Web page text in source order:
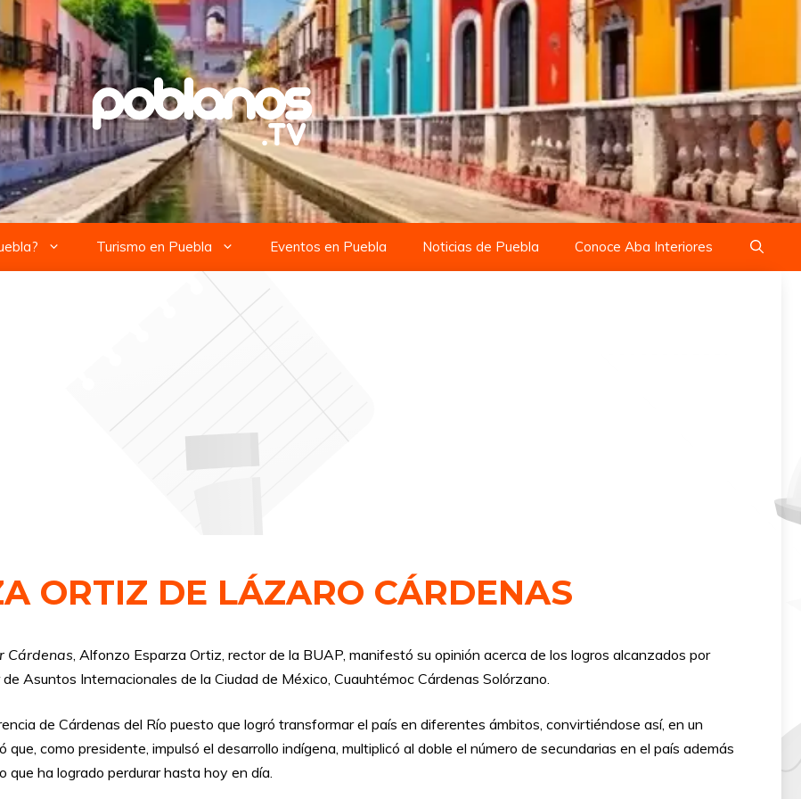
Turismo en Puebla Eventos en Puebla Noticias de Puebla Conoce Aba Interiores
ORTIZ DE LÁZARO CÁRDENAS
Cárdenas, Alfonzo Esparza Ortiz, rector de la BUAP, manifestó su opinión acerca de los logros alcanzados por
Asuntos Internacionales de la Ciudad de México, Cuauhtémoc Cárdenas Solórzano.
de Cárdenas del Río puesto que logró transformar el país en diferentes ámbitos, convirtiéndose así, en un
como presidente, impulsó el desarrollo indígena, multiplicó al doble el número de secundarias en el país además
ha logrado perdurar hasta hoy en día.